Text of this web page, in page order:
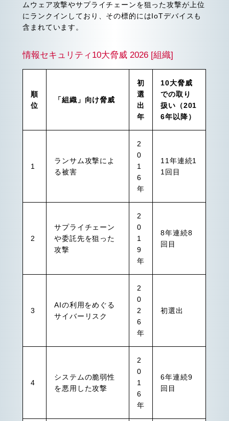
ムウェア攻撃やサプライチェーンを狙った攻撃が上位
にランクインしており、その標的にはIoTデバイスも
含まれています。
情報セキュリティ10大脅威 2026 [組織]
順
位
「組織」向け脅威
初
選
出
年
10大脅威
での取り
扱い（201
6年以降）
1
ランサム攻撃によ
る被害
2
0
1
6
年
11年連続1
1回目
2
サプライチェーン
や委託先を狙った
攻撃
2
0
1
9
年
8年連続8
回目
3
AIの利用をめぐる
サイバーリスク
2
0
2
6
年
初選出
4
システムの脆弱性
を悪用した攻撃
2
0
1
6
年
6年連続9
回目